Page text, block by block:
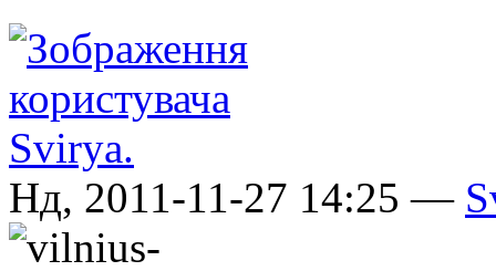
Нд, 2011-11-27 14:25 —